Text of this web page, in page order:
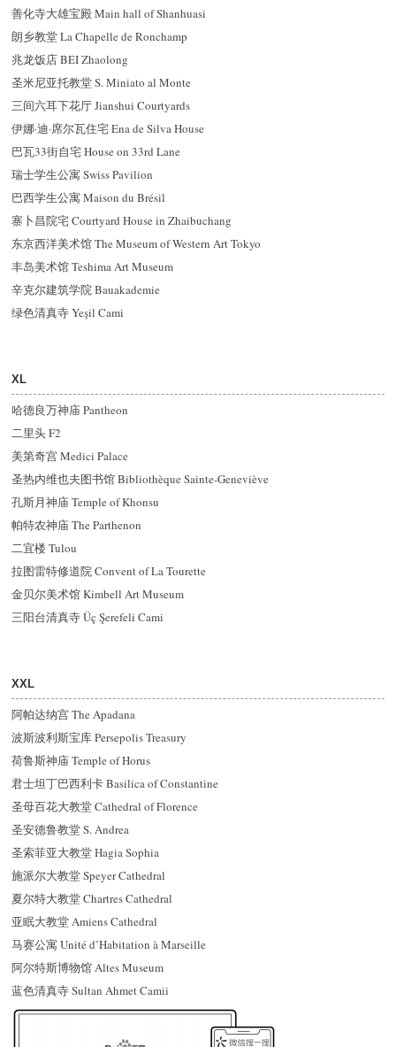
善化寺大雄宝殿 Main hall of Shanhuasi
朗乡教堂 La Chapelle de Ronchamp
兆龙饭店 BEI Zhaolong
圣米尼亚托教堂 S. Miniato al Monte
三间六耳下花厅 Jianshui Courtyards
伊娜·迪·席尔瓦住宅 Ena de Silva House
巴瓦33街自宅 House on 33rd Lane
瑞士学生公寓 Swiss Pavilion
巴西学生公寓 Maison du Brésil
寨卜昌院宅 Courtyard House in Zhaibuchang
东京西洋美术馆 The Museum of Western Art Tokyo
丰岛美术馆 Teshima Art Museum
辛克尔建筑学院 Bauakademie
绿色清真寺 Yeşil Cami
XL
哈德良万神庙 Pantheon
二里头 F2
美第奇宫 Medici Palace
圣热内维也夫图书馆 Bibliothèque Sainte-Geneviève
孔斯月神庙 Temple of Khonsu
帕特农神庙 The Parthenon
二宜楼 Tulou
拉图雷特修道院 Convent of La Tourette
金贝尔美术馆 Kimbell Art Museum
三阳台清真寺 Üç Şerefeli Cami
XXL
阿帕达纳宫 The Apadana
波斯波利斯宝库 Persepolis Treasury
荷鲁斯神庙 Temple of Horus
君士坦丁巴西利卡 Basilica of Constantine
圣母百花大教堂 Cathedral of Florence
圣安德鲁教堂 S. Andrea
圣索菲亚大教堂 Hagia Sophia
施派尔大教堂 Speyer Cathedral
夏尔特大教堂 Chartres Cathedral
亚眠大教堂 Amiens Cathedral
马赛公寓 Unité d’Habitation à Marseille
阿尔特斯博物馆 Altes Museum
蓝色清真寺 Sultan Ahmet Camii